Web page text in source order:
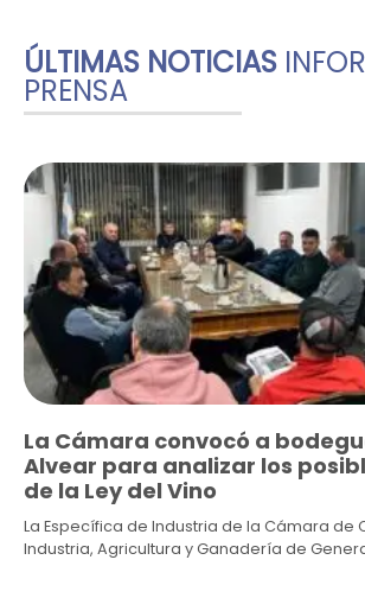
ÚLTIMAS NOTICIAS
PRENSA
La Cámara convocó a
Alvear para analizar los
de la Ley del Vino
La Específica de Industria de la Cámara de
Industria, Agricultura y Ganadería de